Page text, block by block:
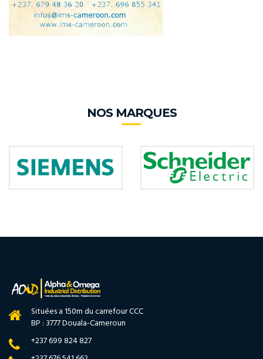
NOS MARQUES
Situées a 150m du carrefour CCC
BP : 3777 Douala-Cameroun
+237 699 824 827